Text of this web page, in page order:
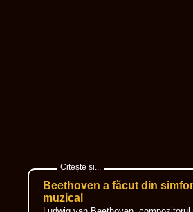
Beethoven a făcut din
muzical